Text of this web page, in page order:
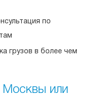
по
грузов в более чем
Москвы или